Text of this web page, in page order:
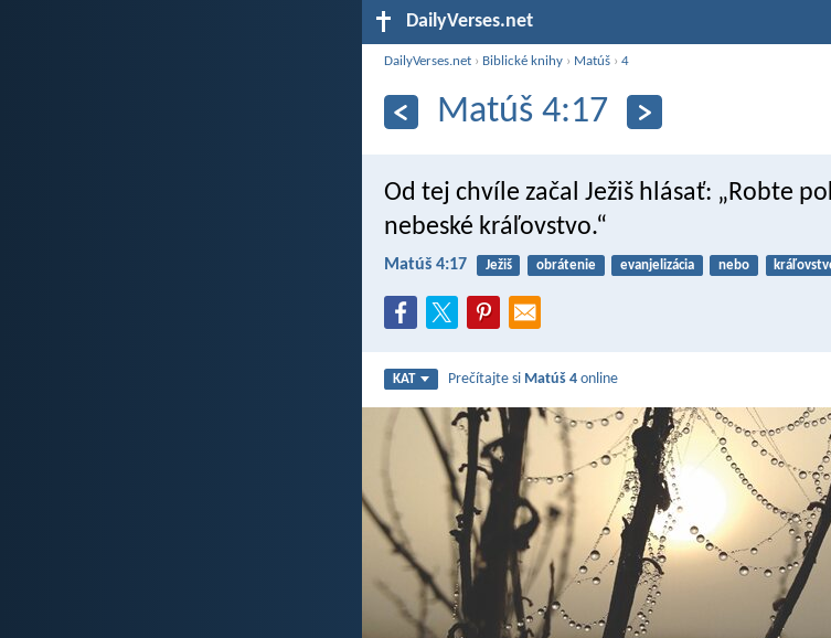
DailyVerses.net
DailyVerses.net › Biblické knihy › Matúš ›4
Matúš 4:17
Od tej chvíle začal Ježiš hlásať: „Robte
nebeské kráľovstvo.“
Matúš 4:17 Ježiš obrátenie evanjelizácia nebo
KAT Prečítajte si Matúš 4 online